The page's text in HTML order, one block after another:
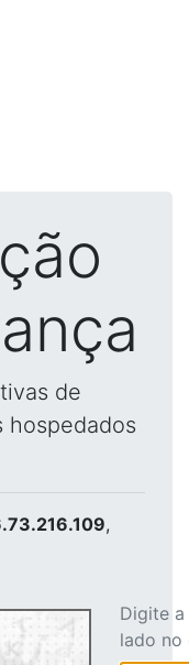
de
hospedados
,
Digite
lado no